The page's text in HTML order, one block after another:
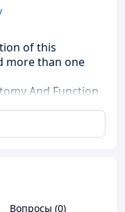
of this
more than one
And Function
Malfunctions,
specially
Вопросы (0)